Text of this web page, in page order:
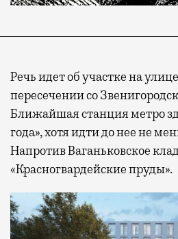
Речь идет об участке на
пересечении со
Ближайшая станция метро
года», хотя идти до нее не
Напротив Ваганьковское
«Красногвардейские пруды».